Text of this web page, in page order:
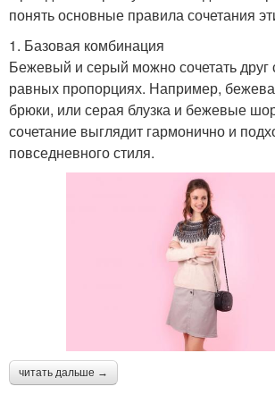
понять основные правила сочетания
1. Базовая комбинация
Бежевый и серый можно сочетать друг
равных пропорциях. Например,
брюки, или серая блузка и бежевые
сочетание выглядит гармонично и
повседневного стиля.
читать дальше →